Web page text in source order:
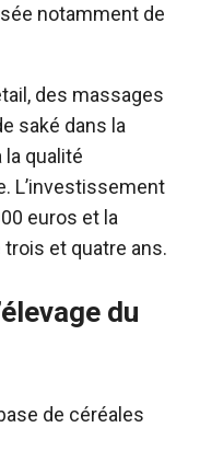
notamment de
des massages
saké dans la
qualité
L’investissement
euros et la
trois et quatre ans.
du
de céréales